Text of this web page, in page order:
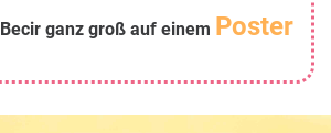
Becir ganz groß auf einem Poster